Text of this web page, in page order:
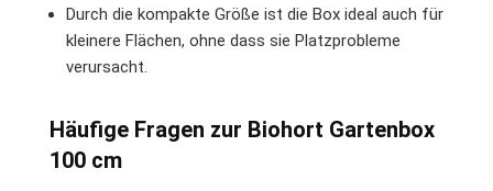
Durch die kompakte Größe ist die Box ideal auch für
kleinere Flächen, ohne dass sie Platzprobleme
verursacht.
Häufige Fragen zur Biohort Gartenbox
100 cm